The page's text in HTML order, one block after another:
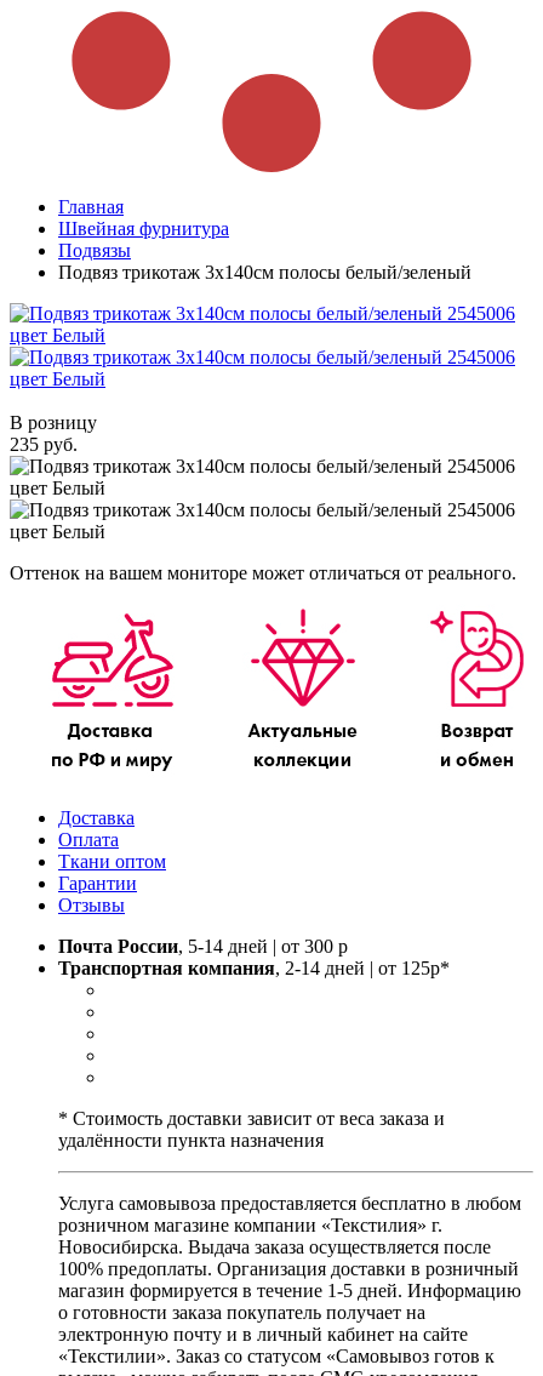
Главная
Швейная фурнитура
Подвязы
Подвяз трикотаж 3х140см полосы белый/зеленый
В розницу
235 руб.
Оттенок на вашем мониторе может отличаться от реального.
Доставка
Оплата
Ткани оптом
Гарантии
Отзывы
Почта России, 5-14 дней | от 300 р
Транспортная компания, 2-14 дней | от 125р*
* Стоимость доставки зависит от веса заказа и
удалённости пункта назначения
Услуга самовывоза предоставляется бесплатно в любом
розничном магазине компании «Текстилия» г.
Новосибирска. Выдача заказа осуществляется после
100% предоплаты. Организация доставки в розничный
магазин формируется в течение 1-5 дней. Информацию
о готовности заказа покупатель получает на
электронную почту и в личный кабинет на сайте
«Текстилии». Заказ со статусом «Самовывоз готов к